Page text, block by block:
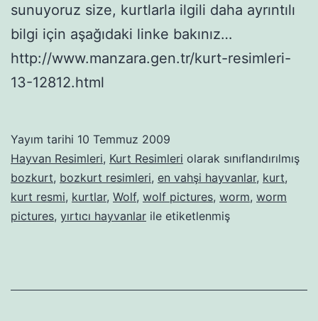
sunuyoruz size, kurtlarla ilgili daha ayrıntılı
bilgi için aşağıdaki linke bakınız…
http://www.manzara.gen.tr/kurt-resimleri-
13-12812.html
Yayım tarihi 10 Temmuz 2009
Hayvan Resimleri, Kurt Resimleri olarak sınıflandırılmış
bozkurt, bozkurt resimleri, en vahşi hayvanlar, kurt,
kurt resmi, kurtlar, Wolf, wolf pictures, worm, worm
pictures, yırtıcı hayvanlar ile etiketlenmiş